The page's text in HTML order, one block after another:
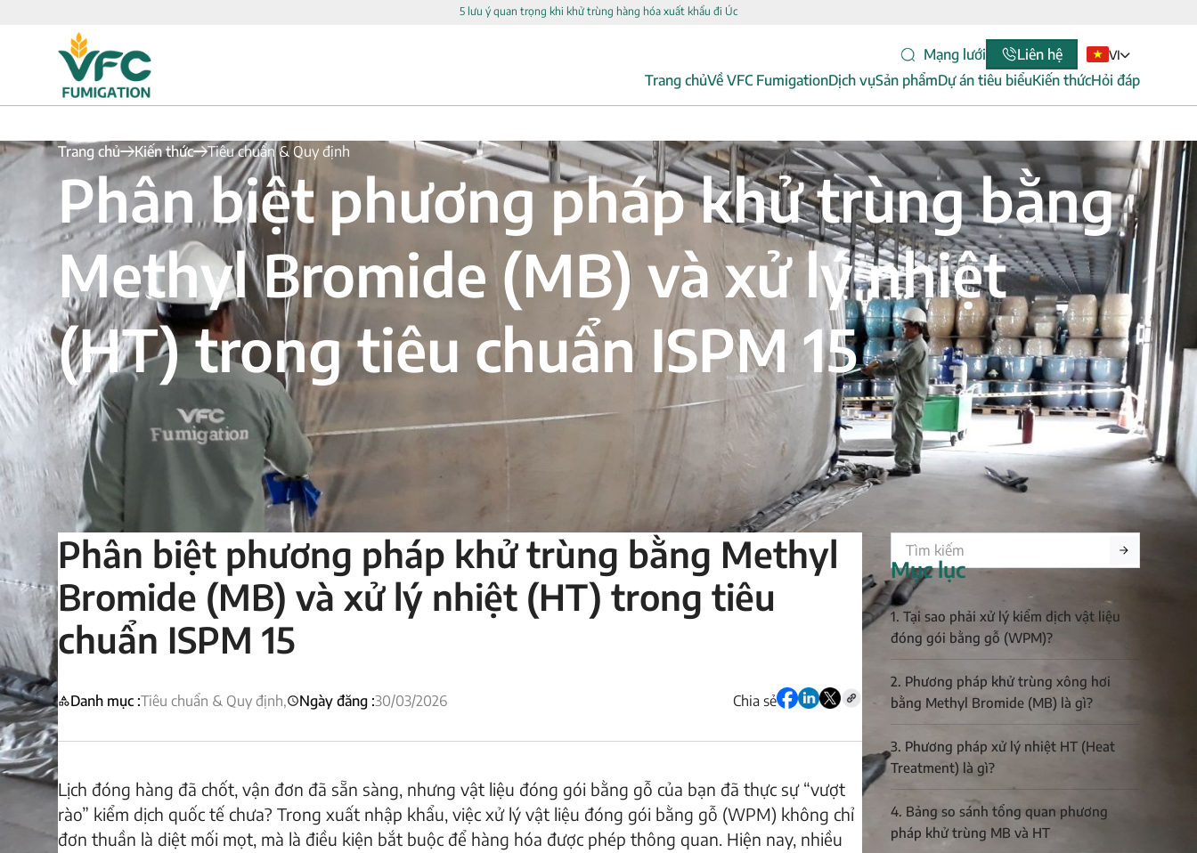
5 lưu ý quan trọng khi khử trùng hàng hóa xuất khẩu đi Úc
Trang chủVề VFC FumigationDịch vụSản phẩmDự án tiêu biểuKiến thứcHỏi đáp
Mạng lưới Liên hệ VI
Trang chủ Kiến thức Tiêu chuẩn & Quy định
Phân biệt phương pháp khử trùng bằng
Methyl Bromide (MB) và xử lý nhiệt
(HT) trong tiêu chuẩn ISPM 15
Phân biệt phương pháp khử trùng bằng Methyl
Bromide (MB) và xử lý nhiệt (HT) trong tiêu
chuẩn ISPM 15
Danh mục :Tiêu chuẩn & Quy định, Ngày đăng :30/03/2026 Chia sẻ
Lịch đóng hàng đã chốt, vận đơn đã sẵn sàng, nhưng vật liệu đóng gói bằng gỗ của bạn đã thực sự “vượt
rào” kiểm dịch quốc tế chưa? Trong xuất nhập khẩu, việc xử lý vật liệu đóng gói bằng gỗ (WPM) không chỉ
đơn thuần là diệt mối mọt, mà là điều kiện bắt buộc để hàng hóa được phép thông quan. Hiện nay, nhiều
Mục lục
1. Tại sao phải xử lý kiểm dịch vật liệu
đóng gói bằng gỗ (WPM)?
2. Phương pháp khử trùng xông hơi
bằng Methyl Bromide (MB) là gì?
3. Phương pháp xử lý nhiệt HT (Heat
Treatment) là gì?
4. Bảng so sánh tổng quan phương
pháp khử trùng MB và HT